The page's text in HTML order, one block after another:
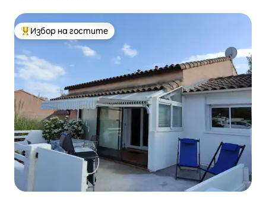
Най-популярен избор на гостите
Избор на гостите